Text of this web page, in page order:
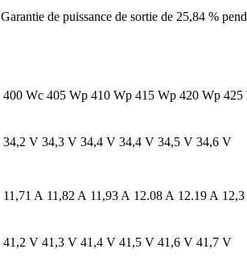
Garantie de puissance de sortie de 25,84 %
400 Wc 405 Wp 410 Wp 415 Wp 420 Wp 425
34,2 V 34,3 V 34,4 V 34,4 V 34,5 V 34,6 V
11,71 A 11,82 A 11,93 A 12.08 A 12.19 A
41,2 V 41,3 V 41,4 V 41,5 V 41,6 V 41,7 V